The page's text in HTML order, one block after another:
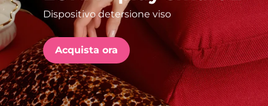
Dispositivo detersione viso
Acquista ora
issa™ Teeth Whitening Set
FAQ™ Dual LED Panel